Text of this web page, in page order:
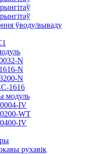
ўводу/вываду
N
N
N
1616
модуль
IV
WT
IV
рухавік